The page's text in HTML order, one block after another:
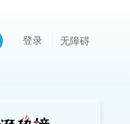
登录 无障碍